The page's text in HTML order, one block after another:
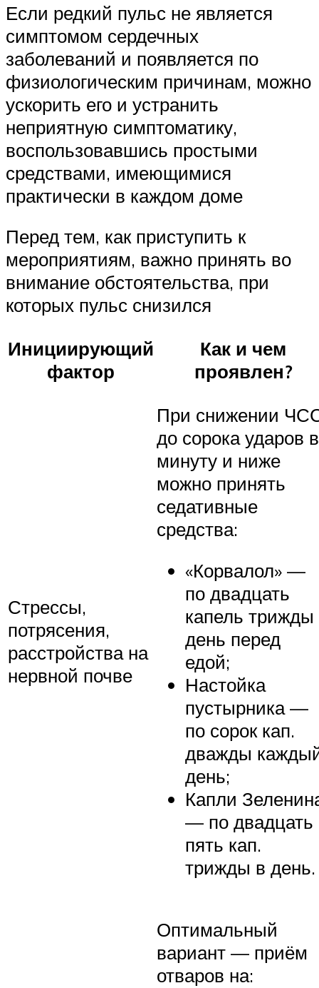
Если редкий пульс не является
симптомом сердечных
заболеваний и появляется по
физиологическим причинам, можно
ускорить его и устранить
неприятную симптоматику,
воспользовавшись простыми
средствами, имеющимися
практически в каждом доме
Перед тем, как приступить к
мероприятиям, важно принять во
внимание обстоятельства, при
которых пульс снизился
Инициирующий
фактор
Как и чем
проявлен?
Стрессы,
потрясения,
расстройства на
нервной почве
При снижении
до сорока ударов в
минуту и ниже
можно принять
седативные
средства:
«Корвалол» —
по двадцать
капель трижды
день перед
едой;
Настойка
пустырника —
по сорок кап.
дважды
день;
Капли
— по двадцать
пять кап.
трижды в день.
Оптимальный
вариант — приём
отваров на: